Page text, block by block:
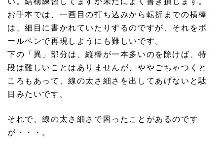
お手本では、一画目の打ち込みから転折までの横棒
は、細目に書かれていたりするのですが、それをボ
ールペンで再現しようにも難しいです。
下の「異」部分は、縦棒が一本多いのを除けば、特
段は難しいことはありませんが、ややごちゃつくと
ころもあって、線の太さ細さを出してあげないと駄
目みたいです。
それで、線の太さ細さで困ったことがあるのです
が・・・。